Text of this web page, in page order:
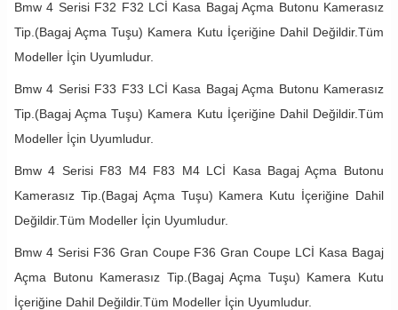
Bmw 4 Serisi F32 F32 LCİ Kasa Bagaj Açma Butonu Kamerasız
Tip.(Bagaj Açma Tuşu) Kamera Kutu İçeriğine Dahil Değildir.Tüm
Modeller İçin Uyumludur.
Bmw 4 Serisi F33 F33 LCİ Kasa Bagaj Açma Butonu Kamerasız
Tip.(Bagaj Açma Tuşu) Kamera Kutu İçeriğine Dahil Değildir.Tüm
Modeller İçin Uyumludur.
Bmw 4 Serisi F83 M4 F83 M4 LCİ Kasa Bagaj Açma Butonu
Kamerasız Tip.(Bagaj Açma Tuşu) Kamera Kutu İçeriğine Dahil
Değildir.Tüm Modeller İçin Uyumludur.
Bmw 4 Serisi F36 Gran Coupe F36 Gran Coupe LCİ Kasa Bagaj
Açma Butonu Kamerasız Tip.(Bagaj Açma Tuşu) Kamera Kutu
İçeriğine Dahil Değildir.Tüm Modeller İçin Uyumludur.